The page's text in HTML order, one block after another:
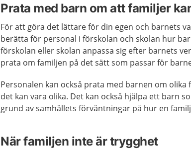
Prata med barn om att familjer
För att göra det lättare för din egen och barnets
berätta för personal i förskolan och skolan hur
förskolan eller skolan anpassa sig efter barnets
prata om familjen på det sätt som passar för
Personalen kan också prata med barnen om
det kan vara olika. Det kan också hjälpa ett barn
grund av samhällets förväntningar på hur en
När familjen inte är trygghet